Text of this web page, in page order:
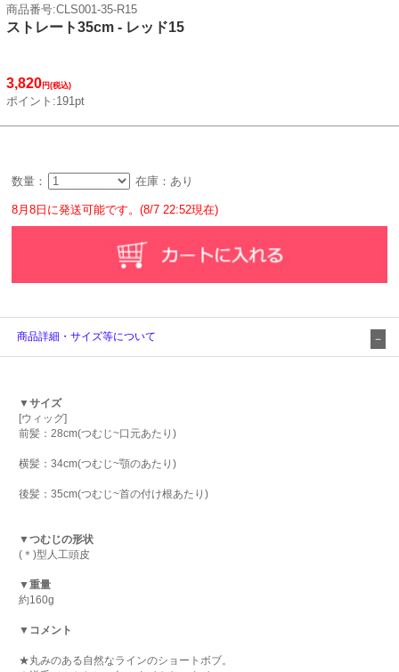
商品番号:CLS001-35-R15
ストレート35cm - レッド15
3,820円(税込)
ポイント:191pt
数量： 在庫：あり
8月8日に発送可能です。(8/7 22:52現在)
商品詳細・サイズ等について
▼サイズ
[ウィッグ]
前髪：28cm(つむじ~口元あたり)
横髪：34cm(つむじ~顎のあたり)
後髪：35cm(つむじ~首の付け根あたり)
▼つむじの形状
(＊)型人工頭皮
▼重量
約160g
▼コメント
★丸みのある自然なラインのショートボブ。